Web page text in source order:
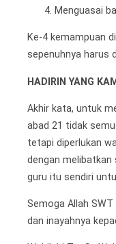
Menguasai
Ke-4 kemampuan
sepenuhnya harus
HADIRIN YANG
Akhir kata, untuk
abad 21 tidak
tetapi diperlukan
dengan melibatkan
guru itu sendiri
Semoga Allah
dan inayahnya